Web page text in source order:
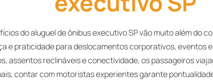
do aluguel de ônibus executivo SP vão muito além do
e praticidade para deslocamentos corporativos, eventos
assentos reclináveis e conectividade, os passageiros
contar com motoristas experientes garante